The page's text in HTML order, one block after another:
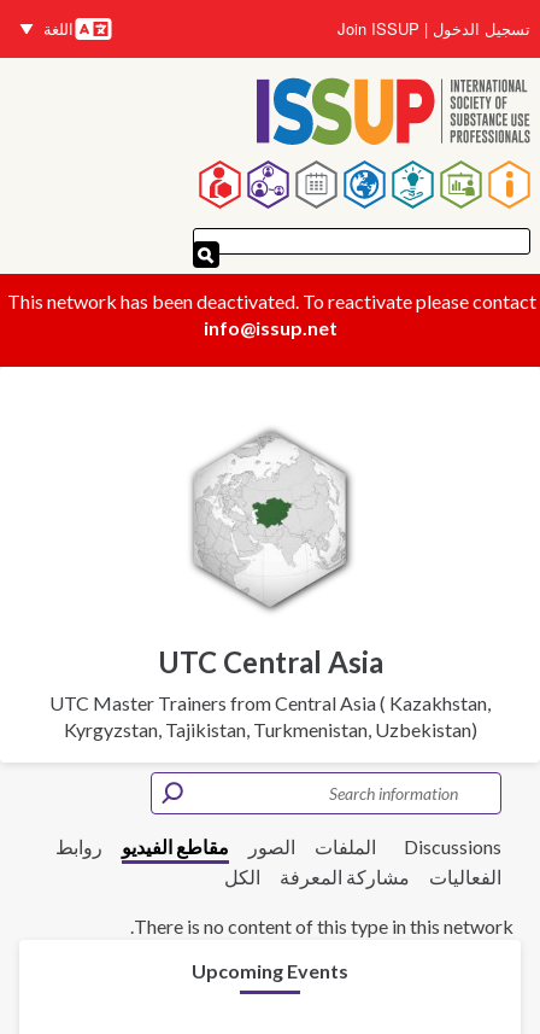
إلى
المحتوى
الرئيسي
تسجيل الدخول Join ISSUP
اللغات
اللغة
القائمة
الرئيسية
This network has been deactivated. To reactivate please contact
info@issup.net
UTC Central Asia
UTC Master Trainers from Central Asia ( Kazakhstan,
Kyrgyzstan, Tajikistan, Turkmenistan, Uzbekistan)
Discussions الملفات الصور مقاطع الفيديو
روابط
الفعاليات
مشاركة المعرفة الكل
There is no content of this type in this network.
Upcoming Events